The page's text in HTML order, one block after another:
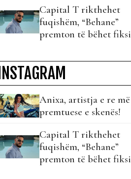
Capital T rikthehet
fuqishëm, “Behane”
premton të bëhet
INSTAGRAM
Anixa, artistja e re më
premtuese e skenës!
Capital T rikthehet
fuqishëm, “Behane”
premton të bëhet